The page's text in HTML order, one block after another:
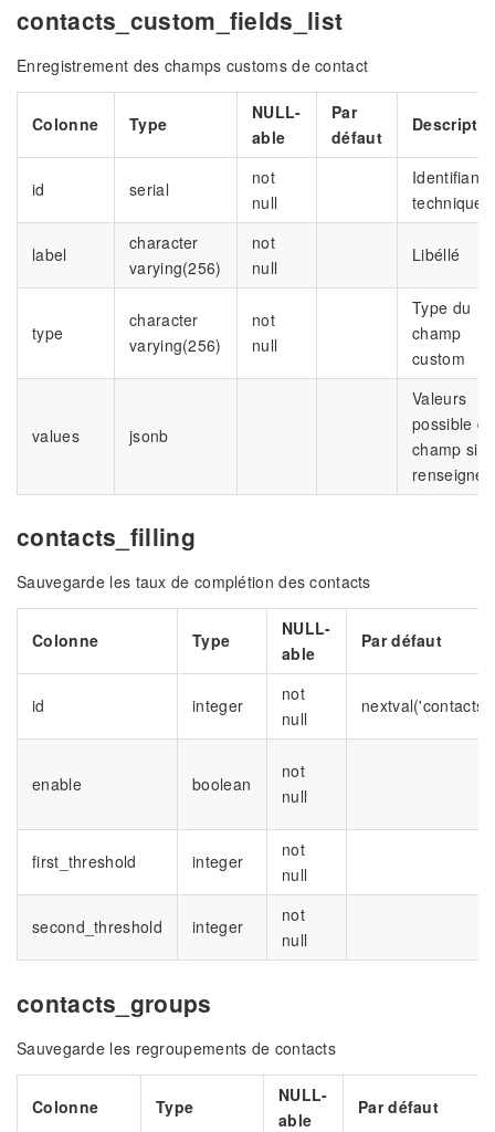
contacts_custom_fields_list
Enregistrement des champs customs de contact
Colonne Type
NULL-
able
Par
défaut
id serial
not
null
Identifiant
technique
label
character
varying(256)
not
null
Libéllé
type
character
varying(256)
not
null
Type du
champ
custom
values jsonb
Valeurs
possible du
champ si
renseigné
contacts_filling
Sauvegarde les taux de complétion des contacts
Colonne Type
NULL-
able
Par défaut
id integer
not
null
enable boolean
not
null
first_threshold integer
not
null
second_threshold integer
not
null
contacts_groups
Sauvegarde les regroupements de contacts
Colonne Type
NULL-
able
Par défaut